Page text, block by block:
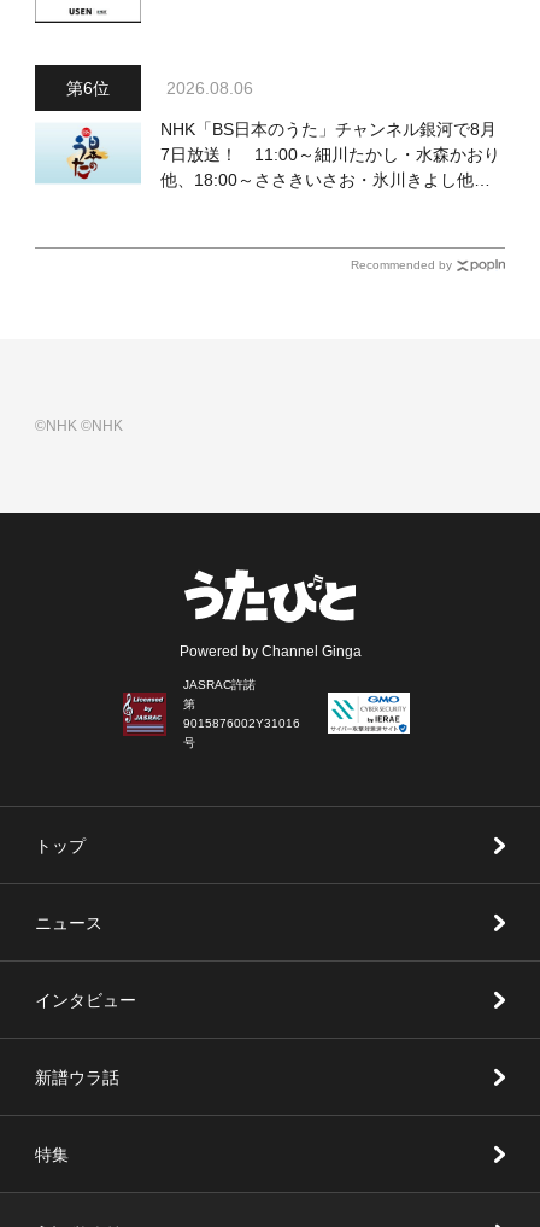
2026.08.06
NHK「BS日本のうた」チャンネル銀河で8月
7日放送！ 11:00～細川たかし・水森かおり
他、18:00～ささきいさお・氷川きよし他登
Recommended by
©NHK©NHK
Powered by Channel Ginga
JASRAC許諾
第
9015876002Y31016
号
トップ
ニュース
インタビュー
新譜ウラ話
特集